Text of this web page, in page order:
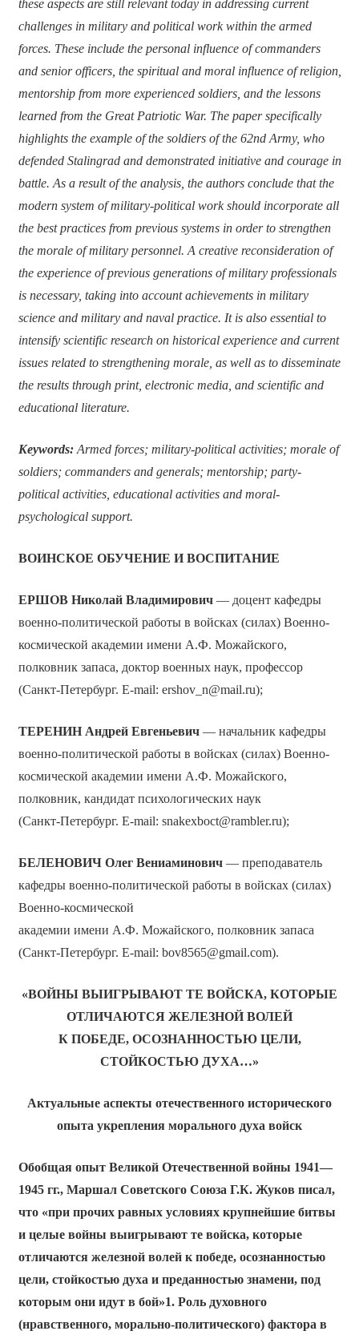
these aspects are still relevant today in addressing current
challenges in military and political work within the armed
forces. These include the personal influence of commanders
and senior officers, the spiritual and moral influence of religion,
mentorship from more experienced soldiers, and the lessons
learned from the Great Patriotic War. The paper specifically
highlights the example of the soldiers of the 62nd Army, who
defended Stalingrad and demonstrated initiative and courage in
battle. As a result of the analysis, the authors conclude that the
modern system of military-political work should incorporate all
the best practices from previous systems in order to strengthen
the morale of military personnel. A creative reconsideration of
the experience of previous generations of military professionals
is necessary, taking into account achievements in military
science and military and naval practice. It is also essential to
intensify scientific research on historical experience and current
issues related to strengthening morale, as well as to disseminate
the results through print, electronic media, and scientific and
educational literature.
Keywords:Armed forces; military-political activities; morale of
soldiers; commanders and generals; mentorship; party-
political activities, educational activities and moral-
psychological support.
ВОИНСКОЕ ОБУЧЕНИЕ И ВОСПИТАНИЕ
ЕРШОВ Николай Владимирович— доцент кафедры
военно-политической работы в войсках (силах) Военно-
космической академии имени А.Ф. Можайского,
полковник запаса, доктор военных наук, профессор
(Санкт-Петербург. E-mail: ershov_n@mail.ru);
ТЕРЕНИН Андрей Евгеньевич— начальник кафедры
военно-политической работы в войсках (силах) Военно-
космической академии имени А.Ф. Можайского,
полковник, кандидат психологических наук
(Санкт-Петербург. E-mail: snakexboct@rambler.ru);
БЕЛЕНОВИЧ Олег Вениаминович— преподаватель
кафедры военно-политической работы в войсках (силах)
Военно-космической
академии имени А.Ф. Можайского, полковник запаса
(Санкт-Петербург. E-mail: bov8565@gmail.соm).
«ВОЙНЫ ВЫИГРЫВАЮТ ТЕ ВОЙСКА, КОТОРЫЕ
ОТЛИЧАЮТСЯ ЖЕЛЕЗНОЙ ВОЛЕЙ
К ПОБЕДЕ, ОСОЗНАННОСТЬЮ ЦЕЛИ,
СТОЙКОСТЬЮ ДУХА…»
Актуальные аспекты отечественного исторического
опыта укрепления морального духа войск
Обобщая опыт Великой Отечественной войны 1941—
1945 гг., Маршал Советского Союза Г.К. Жуков писал,
что «при прочих равных условиях крупнейшие битвы
и целые войны выигрывают те войска, которые
отличаются железной волей к победе, осознанностью
цели, стойкостью духа и преданностью знамени, под
которым они идут в бой»1. Роль духовного
(нравственного, морально-политического) фактора в